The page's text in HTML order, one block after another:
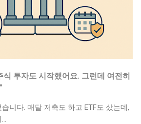
식 투자도 시작했어요. 그런데 여전히
니다. 매달 저축도 하고 ETF도 샀는데,